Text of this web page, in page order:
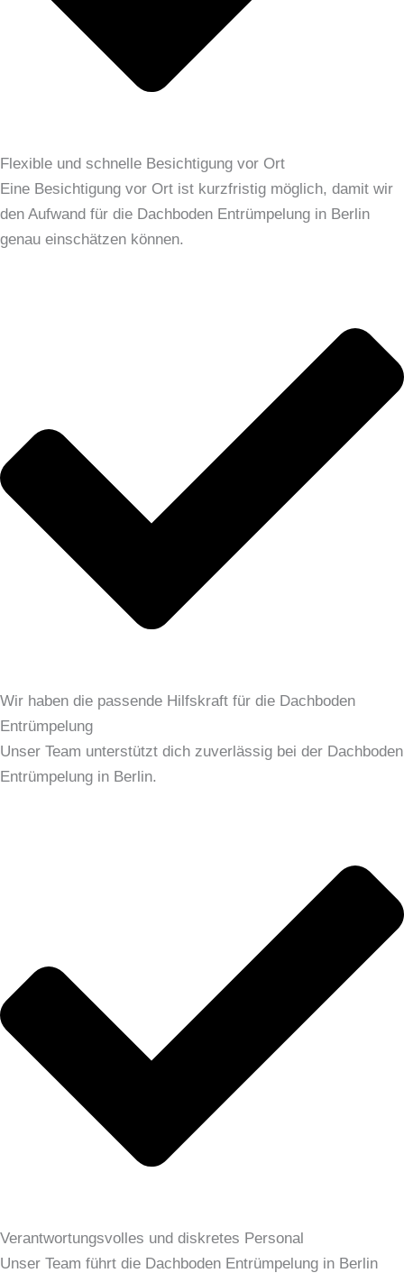
Flexible und schnelle Besichtigung vor Ort
Eine Besichtigung vor Ort ist kurzfristig möglich, damit wir
den Aufwand für die Dachboden Entrümpelung in Berlin
genau einschätzen können.
Wir haben die passende Hilfskraft für die Dachboden
Entrümpelung
Unser Team unterstützt dich zuverlässig bei der Dachboden
Entrümpelung in Berlin.
Verantwortungsvolles und diskretes Personal
Unser Team führt die Dachboden Entrümpelung in Berlin